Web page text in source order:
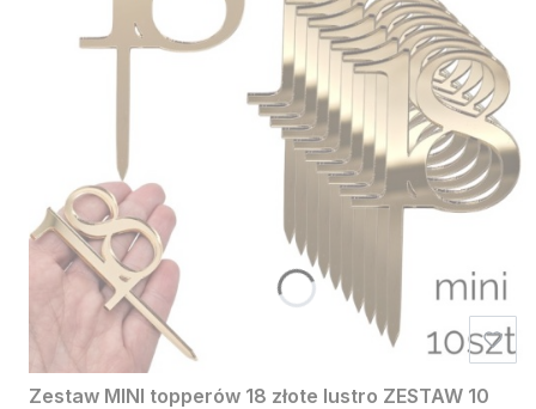
Zestaw MINI topperów 18 złote lustro ZESTAW 10